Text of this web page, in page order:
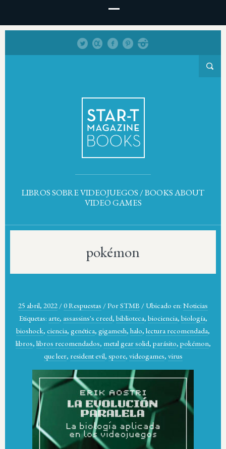
LIBROS SOBRE VIDEOJUEGOS / BOOKS ABOUT
VIDEO GAMES
pokémon
25 abril, 2022 /0 Respuestas /PorSTMB / Ubicado en: Noticias
Etiquetas: arte, assassins's creed, biblioteca, biociencia, biología,
bioshock, ciencia, genética, gigamesh, halo, lectura recomendada,
libros, libros recomendados, metal gear solid, parásito, pokémon,
que leer, resident evil, spore, videogames, virus